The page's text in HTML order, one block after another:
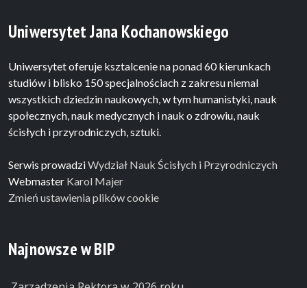
Uniwersytet Jana Kochanowskiego
Uniwersytet oferuje ksztalcenie na ponad 60 kierunkach
studiów i blisko 150 specjalnościach z zakresu niemal
wszystkich dziedzin naukowych, w tym humanistyki, nauk
społecznych, nauk medycznych i nauk o zdrowiu, nauk
ścisłych i przyrodniczych, sztuki.
Serwis prowadziWydział Nauk Ścisłych i Przyrodniczych
Webmaster Karol Majer
Zmień ustawienia plików cookie
Najnowsze w BIP